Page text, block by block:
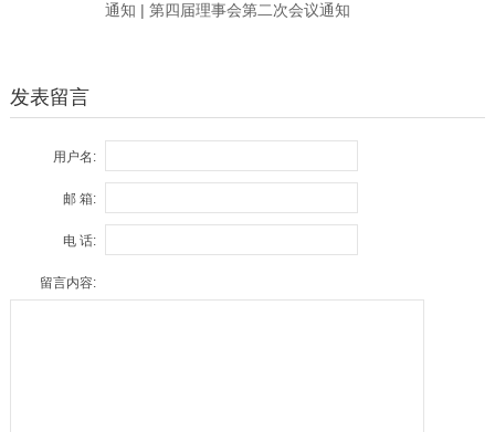
通知 | 第四届理事会第二次会议通知
发表留言
用户名:
邮 箱:
电 话:
留言内容: